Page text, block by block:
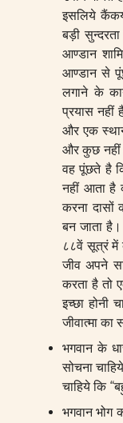
इसलिये
बड़ी
आण्डान
आण्डान से
लगाने के
प्रयास नहीं
और एक
और कुछ नहीं
वह पूंछते है
नहीं आता
करना दासों
बन जाता
८८वें सूत्रं में
जीव अपने
करता है तो
इच्छा होनी
जीवात्मा का
भगवान के
सोचना
चाहिये कि
भगवान भोग